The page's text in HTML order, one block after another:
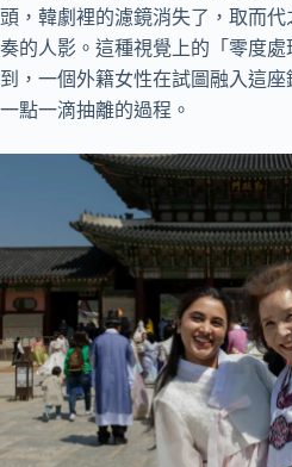
頭，韓劇裡的濾鏡消失了，取而
奏的人影。這種視覺上的「零度
到，一個外籍女性在試圖融入這
一點一滴抽離的過程。